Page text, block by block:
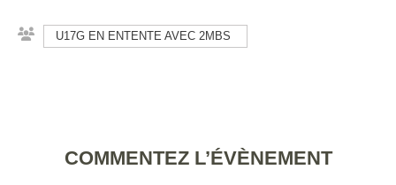
U17G EN ENTENTE AVEC 2MBS
COMMENTEZ L’ÉVÈNEMENT